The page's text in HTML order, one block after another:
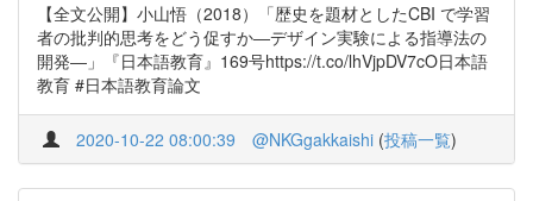
【全文公開】小山悟（2018）「歴史を題材としたCBI で学習
者の批判的思考をどう促すか―デザイン実験による指導法の
開発―」『日本語教育』169号https://t.co/lhVjpDV7cO日本語
教育 #日本語教育論文
2020-10-22 08:00:39 @NKGgakkaishi (投稿一覧)